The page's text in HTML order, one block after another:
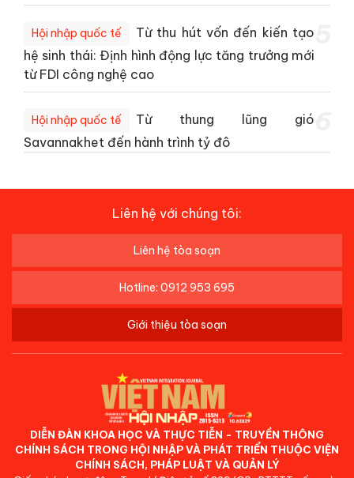
Hội nhập quốc tế
Từ thu hút vốn đến kiến tạo
hệ sinh thái: Định hình động lực tăng trưởng mới
từ FDI công nghệ cao
Hội nhập quốc tế
Từ thung lũng gió
Savannakhet đến hành trình tỷ đô
Liên hệ với chúng tôi:
Liên hệ tòa soạn
Hotline: 0912 953 695
Giới thiệu tòa soạn
DIỄN ĐÀN KHOA HỌC VÀ THỰC TIỄN - TRUYỀN THÔNG
CHÍNH SÁCH TRONG HỘI NHẬP VÀ PHÁT TRIỂN THUỘC VIỆN
CHÍNH SÁCH, PHÁP LUẬT VÀ QUẢN LÝ